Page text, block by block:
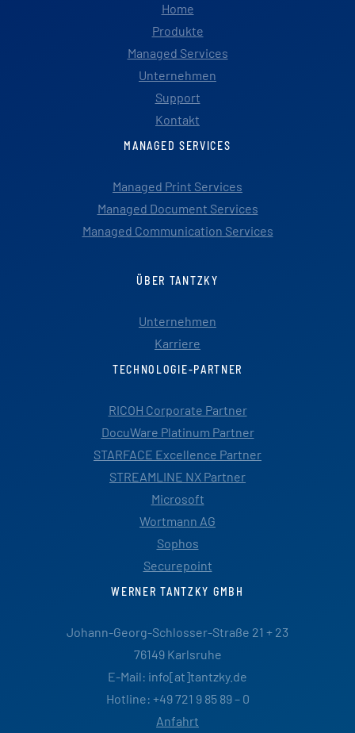
Home
Produkte
Managed Services
Unternehmen
Support
Kontakt
MANAGED SERVICES
Managed Print Services
Managed Document Services
Managed Communication Services
ÜBER TANTZKY
Unternehmen
Karriere
TECHNOLOGIE-PARTNER
RICOH Corporate Partner
DocuWare Platinum Partner
STARFACE Excellence Partner
STREAMLINE NX Partner
Microsoft
Wortmann AG
Sophos
Securepoint
WERNER TANTZKY GMBH
Johann-Georg-Schlosser-Straße 21 + 23
76149 Karlsruhe
E-Mail: info[at]tantzky.de
Hotline: +49 721 9 85 89 – 0
Anfahrt